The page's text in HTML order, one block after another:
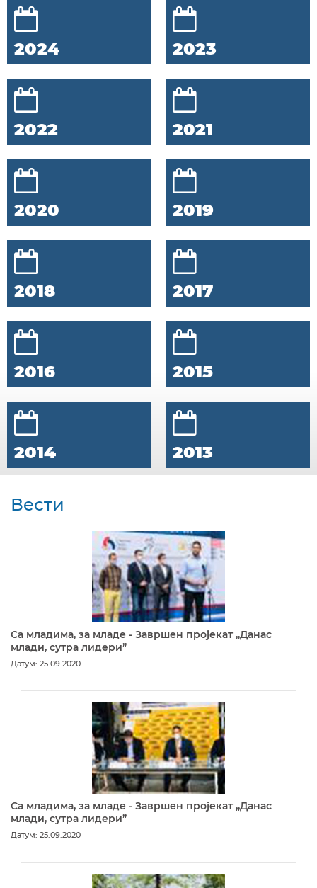
2024 2023
2022 2021
2020 2019
2018 2017
2016 2015
2014 2013
Вести
Са младима, за младе - Завршен пројекат „Данас
млади, сутра лидери”
Датум: 25.09.2020
Са младима, за младе - Завршен пројекат „Данас
млади, сутра лидери”
Датум: 25.09.2020